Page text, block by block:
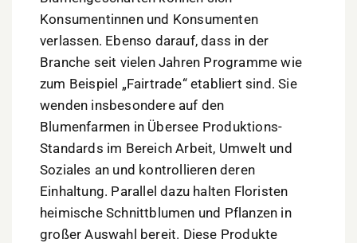
Konsumentinnen und Konsumenten
verlassen. Ebenso darauf, dass in der
Branche seit vielen Jahren Programme wie
zum Beispiel „Fairtrade“ etabliert sind. Sie
wenden insbesondere auf den
Blumenfarmen in Übersee Produktions-
Standards im Bereich Arbeit, Umwelt und
Soziales an und kontrollieren deren
Einhaltung. Parallel dazu halten Floristen
heimische Schnittblumen und Pflanzen in
großer Auswahl bereit. Diese Produkte